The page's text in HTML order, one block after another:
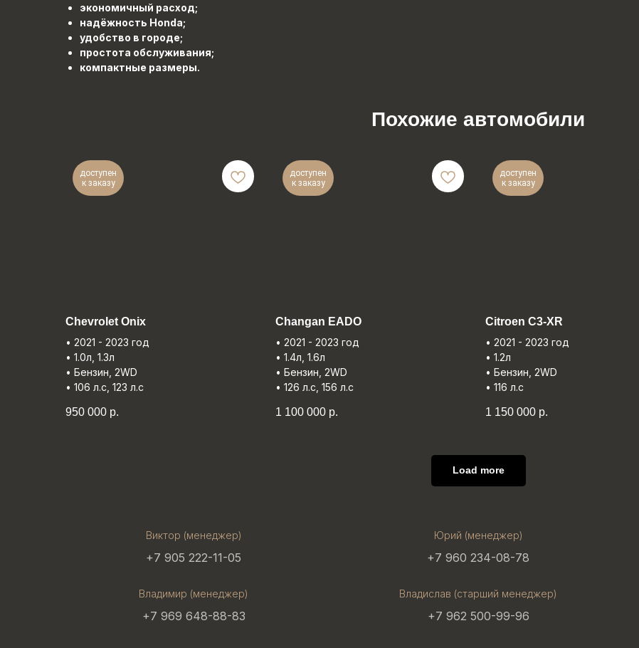
экономичный расход;
надёжность Honda;
удобство в городе;
простота обслуживания;
компактные размеры.
Похожие автомобили
доступен
к заказу
Chevrolet Onix
• 2021 - 2023 год
• 1.0л, 1.3л
• Бензин, 2WD
• 106 л.с, 123 л.с
950 000 р.
доступен
к заказу
Changan EADO
• 2021 - 2023 год
• 1.4л, 1.6л
• Бензин, 2WD
• 126 л.с, 156 л.с
1 100 000 р.
доступен
к заказу
Citroеn C3-XR
• 2021 - 2023 год
• 1.2л
• Бензин, 2WD
• 116 л.с
1 150 000 р.
Load more
Виктор (менеджер)
+7 905 222-11-05
Юрий (менеджер)
+7 960 234-08-78
Владимир (менеджер)
+7 969 648-88-83
Владислав (старший менеджер)
+7 962 500-99-96